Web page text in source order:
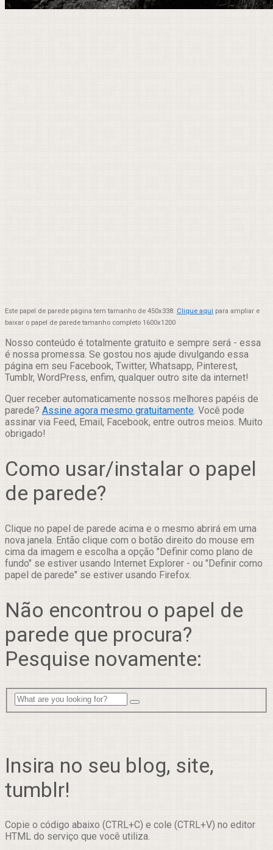
Este papel de parede página tem tamanho de 450x338. Clique aqui para ampliar e
baixar o papel de parede tamanho completo 1600x1200
Nosso conteúdo é totalmente gratuito e sempre será - essa
é nossa promessa. Se gostou nos ajude divulgando essa
página em seu Facebook, Twitter, Whatsapp, Pinterest,
Tumblr, WordPress, enfim, qualquer outro site da internet!
Quer receber automaticamente nossos melhores papéis de
parede? Assine agora mesmo gratuitamente. Você pode
assinar via Feed, Email, Facebook, entre outros meios. Muito
obrigado!
Como usar/instalar o papel
de parede?
Clique no papel de parede acima e o mesmo abrirá em uma
nova janela. Então clique com o botão direito do mouse em
cima da imagem e escolha a opção "Definir como plano de
fundo" se estiver usando Internet Explorer - ou "Definir como
papel de parede" se estiver usando Firefox.
Não encontrou o papel de
parede que procura?
Pesquise novamente:
Insira no seu blog, site,
tumblr!
Copie o código abaixo (CTRL+C) e cole (CTRL+V) no editor
HTML do serviço que você utiliza.